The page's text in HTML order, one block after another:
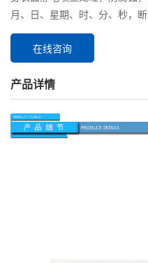
月、日、星期、时、分、秒，
在线咨询
产品详情